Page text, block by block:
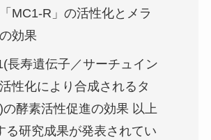
MC1-R」の活性化とメラ
効果
長寿遺伝子／サーチュイン
性化により合成されるタ
の酵素活性促進の効果 以上
る研究成果が発表されてい